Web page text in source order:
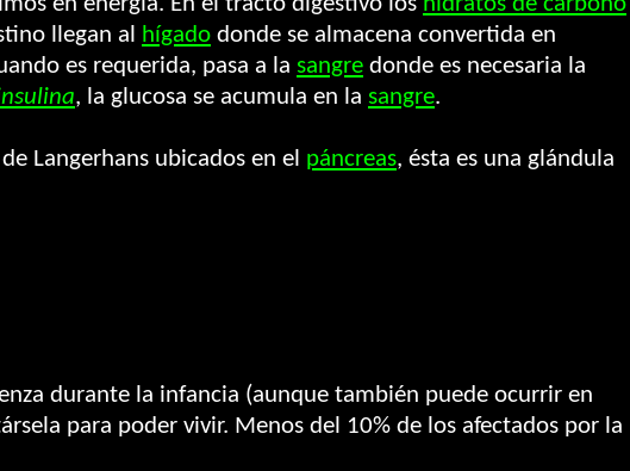
llegan al
hígado donde se almacena convertida en
es requerida, pasa a la sangre donde es necesaria la
, la glucosa se acumula en la sangre.
Langerhans ubicados en el páncreas, ésta es una glándula
durante la infancia (aunque también puede ocurrir en
para poder vivir. Menos del 10% de los afectados por la